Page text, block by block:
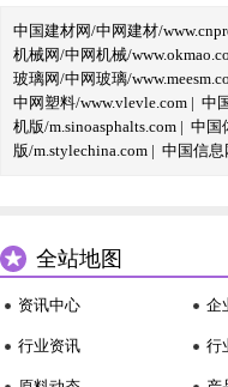
中国建材网/中网建材/
机械网/中网机械/
玻璃网/中网玻璃/
中网塑料/www.vlevle.com | 中
机版/m.sinoasphalts.com | 中国
版/m.stylechina.com | 中国信息
全站地图
资讯中心
行业资讯
企
行